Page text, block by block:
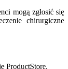
mogą zgłosić się
chirurgiczne
ProductStore.